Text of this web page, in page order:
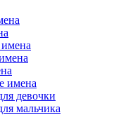
имена
девочки
мальчика